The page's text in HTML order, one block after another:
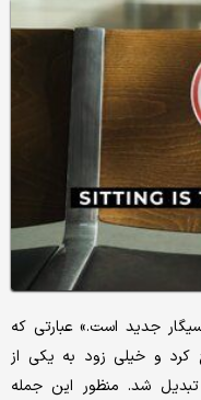
جدید است.» عبارتی که
و خیلی زود به یکی از
تبدیل شد. منظور این جمله